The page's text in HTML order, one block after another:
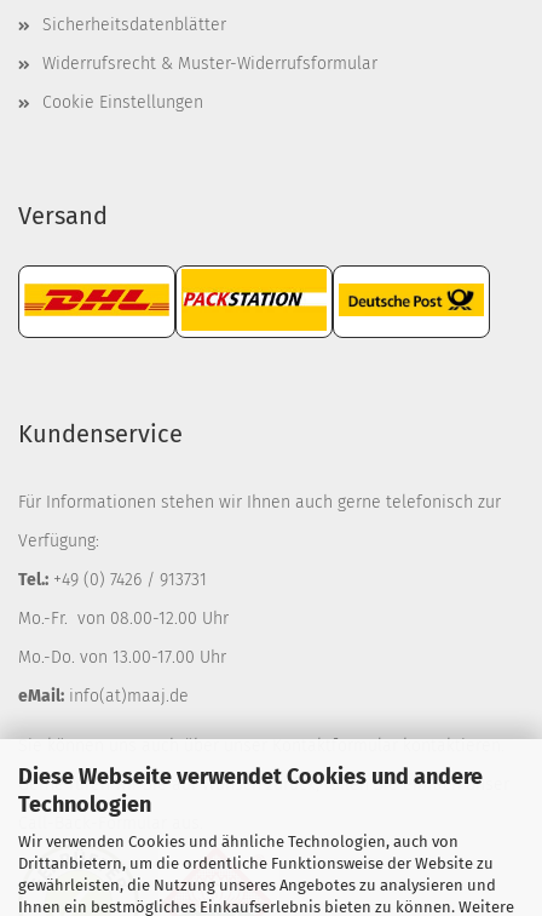
Diese Webseite verwendet Cookies und andere
Technologien
Wir verwenden Cookies und ähnliche Technologien, auch von
Drittanbietern, um die ordentliche Funktionsweise der Website zu
gewährleisten, die Nutzung unseres Angebotes zu analysieren und
Ihnen ein bestmögliches Einkaufserlebnis bieten zu können. Weitere
Sicherheitsdatenblätter
Widerrufsrecht & Muster-Widerrufsformular
Cookie Einstellungen
Versand
Kundenservice
Für Informationen stehen wir Ihnen auch gerne telefonisch zur
Verfügung:
Tel.: +49 (0) 7426 / 913731
Mo.-Fr. von 08.00-12.00 Uhr
Mo.-Do. von 13.00-17.00 Uhr
eMail: info(at)maaj.de
Sie können uns auch über unserKontaktformularkontaktieren.
Gerne rufen wir Sie auf Wunsch zurück, füllen Sie einfach unser
Call-Back-Formular